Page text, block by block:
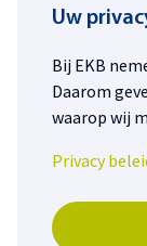
Duurzaamheid
Energietransitie
Personeelstekort
Uw
Bij EKB
Daarom
waarop wij
Privacy